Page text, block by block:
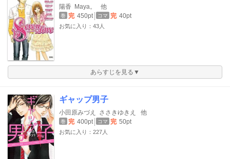
陽香 Maya。 他
巻 完 450pt コマ 完 40pt
お気に入り：43人
あらすじを見る▼
ギャップ男子
小田原みづえ ささきゆきえ 他
巻 完 400pt コマ 完 50pt
お気に入り：227人